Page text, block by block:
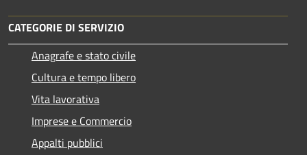
CATEGORIE DI SERVIZIO
Anagrafe e stato civile
Cultura e tempo libero
Vita lavorativa
Imprese e Commercio
Appalti pubblici